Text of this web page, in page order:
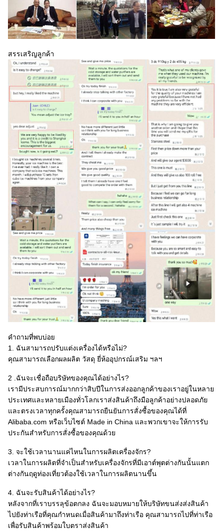
สรรเสริญลูกค้า
คำถามที่พบบ่อย
1. ฉันสามารถปรับแต่งเครื่องได้หรือไม่?
คุณสามารถเลือกผลผลิต วัสดุ ยี่ห้ออุปกรณ์เสริม ฯลฯ
2 .ฉันจะเชื่อถือบริษัทของคุณได้อย่างไร?
เรามีประสบการณ์มากกว่าสิบปีในการส่งออกลูกค้าของเราอยู่ในหลาย
ประเทศและหลายเมืองทั่วโลกเราส่งสินค้าถึงมือลูกค้าอย่างปลอดภัย
และตรงเวลาทุกครั้งคุณสามารถยืนยันการสั่งซื้อของคุณได้ที่
Alibaba.com หรือเว็บไซต์ Made in China และพวกเขาจะให้การรับ
ประกันสำหรับการสั่งซื้อของคุณด้วย
3. จะใช้เวลานานแค่ไหนในการผลิตเครื่องจักร?
เวลาในการผลิตที่จำเป็นสำหรับเครื่องจักรที่มีเอาต์พุตต่างกันนั้นแตก
ต่างกันฤดูท่องเที่ยวต้องใช้เวลาในการผลิตนานขึ้น
4. ฉันจะรับสินค้าได้อย่างไร?
หลังจากที่เราบรรลุข้อตกลง ฉันจะมอบหมายให้บริษัทขนส่งส่งสินค้า
ไปยังท่าเรือที่คุณกำหนดเมื่อสินค้ามาถึงท่าเรือ คุณสามารถไปที่ท่าเรือ
เพื่อรับสินค้าพร้อมใบตราส่งสินค้า